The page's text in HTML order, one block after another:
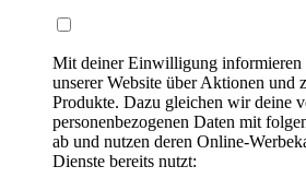
Mit deiner Einwilligung informieren
unserer Website über Aktionen und
Produkte. Dazu gleichen wir deine
personenbezogenen Daten mit
ab und nutzen deren Online-
Dienste bereits nutzt: